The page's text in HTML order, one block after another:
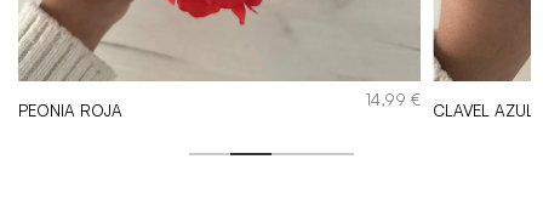
PEONIA ROJA
14,99€
CLAVEL